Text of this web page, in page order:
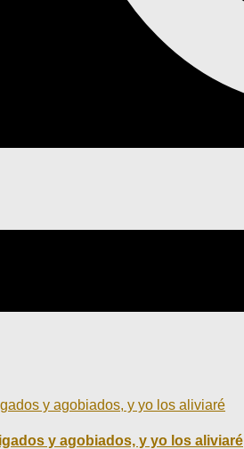
y agobiados, y yo los aliviaré